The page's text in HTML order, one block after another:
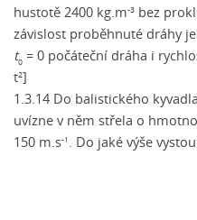
hustotě 2400 kg.m-3 bez
závislost proběhnuté dráhy
t0 = 0 počáteční dráha i
t2]
1.3.14 Do balistického
uvízne v něm střela o
150 m.s-1 . Do jaké výše